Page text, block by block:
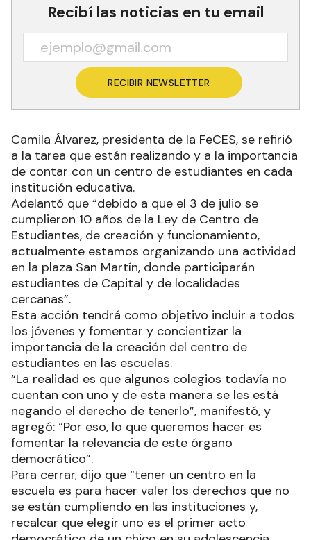
Recibí las noticias en tu email
RECIBIR NEWSLETTER
Camila Álvarez, presidenta de la FeCES, se refirió
a la tarea que están realizando y a la importancia
de contar con un centro de estudiantes en cada
institución educativa.
Adelantó que “debido a que el 3 de julio se
cumplieron 10 años de la Ley de Centro de
Estudiantes, de creación y funcionamiento,
actualmente estamos organizando una actividad
en la plaza San Martín, donde participarán
estudiantes de Capital y de localidades
cercanas”.
Esta acción tendrá como objetivo incluir a todos
los jóvenes y fomentar y concientizar la
importancia de la creación del centro de
estudiantes en las escuelas.
“La realidad es que algunos colegios todavía no
cuentan con uno y de esta manera se les está
negando el derecho de tenerlo”, manifestó, y
agregó: “Por eso, lo que queremos hacer es
fomentar la relevancia de este órgano
democrático”.
Para cerrar, dijo que “tener un centro en la
escuela es para hacer valer los derechos que no
se están cumpliendo en las instituciones y,
recalcar que elegir uno es el primer acto